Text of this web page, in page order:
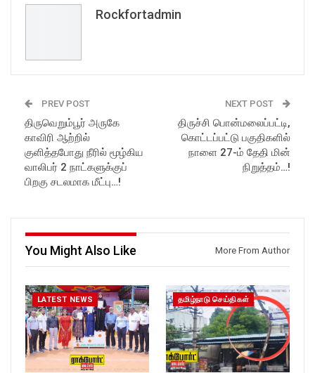
Rockfortadmin
PREV POST
திருவெறும்பூர் அருகே
காவிரி ஆற்றில்
குளித்தபோது நீரில் மூழ்கிய
வாலிபர் 2 நாட்களுக்குப்
பிறகு சடலமாக மீட்பு…!
NEXT POST
திருச்சி பொன்மலைப்பட்டி,
கொட்டப்பட்டு பகுதிகளில்
நாளை 27-ம் தேதி மின்
நிறுத்தம்…!
You Might Also Like More From Author
LATEST NEWS தமிழ்நாடு செய்திகள்